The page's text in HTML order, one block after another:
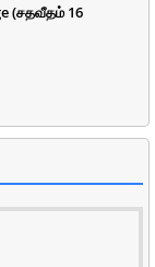
(சதவீதம் 16